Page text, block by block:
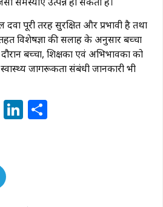
दवा पूरी तरह सुरक्षित और प्रभावी है तथा
तहत विशेषज्ञों की सलाह के अनुसार बच्चों
बच्चों, शिक्षकों एवं अभिभावकों को
जागरूकता संबंधी जानकारी भी
Telegram
LinkedIn